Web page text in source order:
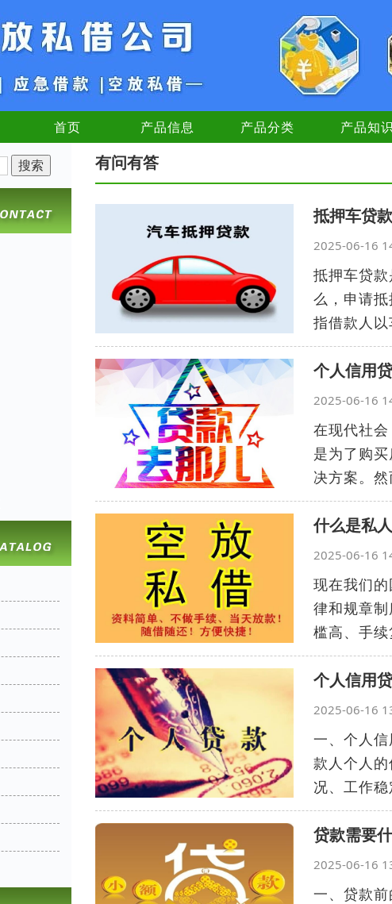
首页 产品信息 产品分类 产品知识
有问有答
抵押车贷
2025-06-16
抵押车贷
么，申请
指借款人
个人信用
2025-06-16
在现代社
是为了购
决方案。
什么是私
2025-06-16
现在我们
律和规章
槛高、手
个人信用
2025-06-16
一、个人
款人个人
况、工作
贷款需要
2025-06-16
一、贷款